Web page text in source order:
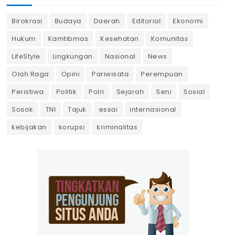
Birokrasi Budaya Daerah Editorial
Ekonomi
Hukum
Kamtibmas Kesehatan
Komunitas
LifeStyle
Lingkungan Nasional
News
Olah Raga
Opini Pariwisata
Perempuan
Peristiwa
Politik Polri Sejarah Seni
Sosial
Sosok
TNI Tajuk essai
internasional
kebijakan
korupsi kriminalitas